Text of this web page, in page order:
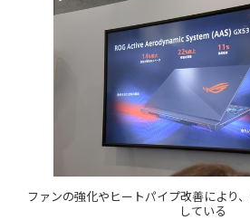
ファンの強化やヒートパイプ改善により
している